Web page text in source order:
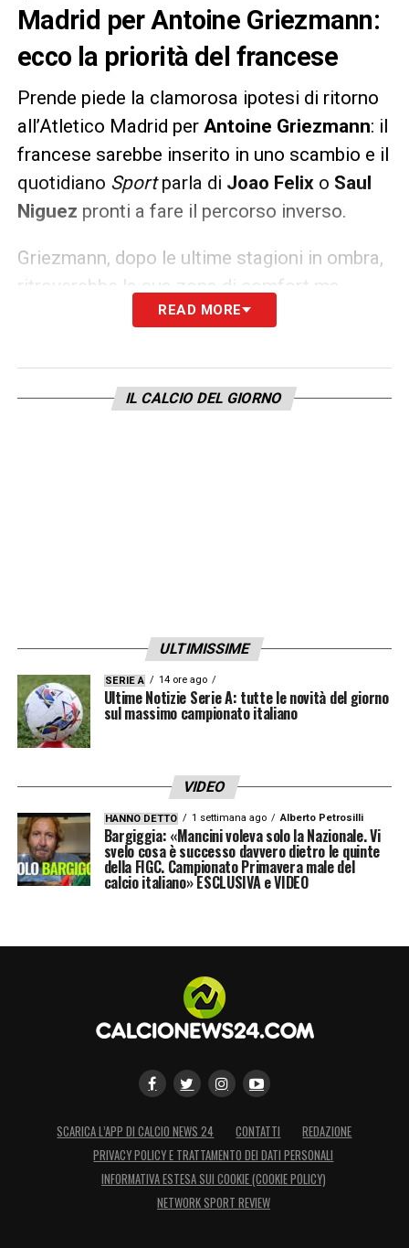
Madrid per Antoine Griezmann:
ecco la priorità del francese
Prende piede la clamorosa ipotesi di ritorno
all’Atletico Madrid per Antoine Griezmann: il
francese sarebbe inserito in uno scambio e il
quotidiano Sportparla di Joao Felix o Saul
Niguez pronti a fare il percorso inverso.
Griezmann, dopo le ultime stagioni in ombra,
ritroverebbe la sua zona di comfort ma
avrebbe posto una priorità, ovvero non ridursi
LA PLAYLIST DELLE NOSTRE TOP NEWS
READ MORE
IL CALCIO DEL GIORNO
ULTIMISSIME
SERIE A 14 ore ago
Ultime Notizie Serie A: tutte le novità del giorno
sul massimo campionato italiano
VIDEO
HANNO DETTO 1 settimana ago Alberto Petrosilli
Bargiggia: «Mancini voleva solo la Nazionale. Vi
svelo cosa è successo davvero dietro le quinte
della FIGC. Campionato Primavera male del
calcio italiano» ESCLUSIVA e VIDEO
SCARICA L’APP DI CALCIO NEWS 24 CONTATTI
REDAZIONE
PRIVACY POLICY E TRATTAMENTO DEI DATI PERSONALI
INFORMATIVA ESTESA SUI COOKIE (COOKIE POLICY)
NETWORK SPORT REVIEW